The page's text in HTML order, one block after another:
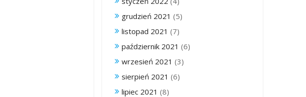
grudzień 2021 (5)
listopad 2021 (7)
październik 2021 (6)
wrzesień 2021 (3)
sierpień 2021 (6)
lipiec 2021 (8)